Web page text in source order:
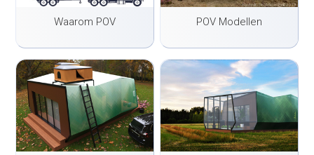
Waarom POV POV Modellen